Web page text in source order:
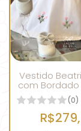
Vestido
com Bordado
02
(0)